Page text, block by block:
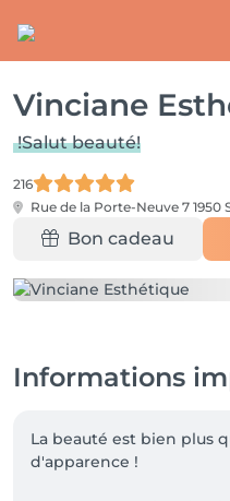
Vinciane
!Salut beauté!
216
Rue de la Porte-Neuve 7 1950
Bon cadeau
Informations
La beauté est bien plus
d'apparence !